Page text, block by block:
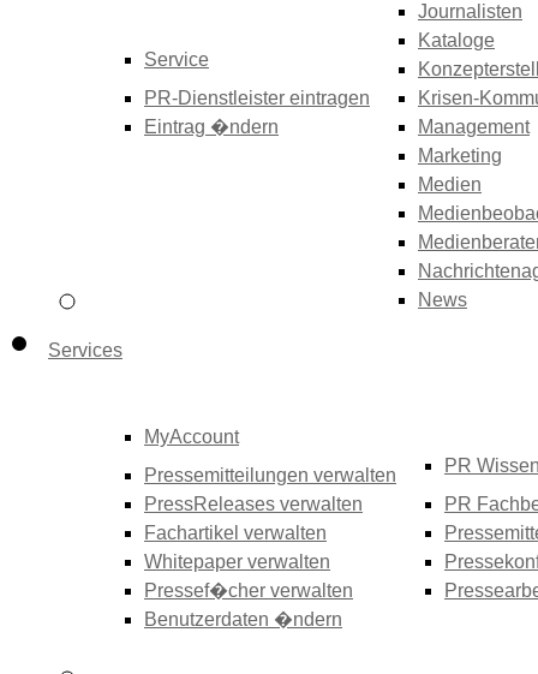
Service
PR-Dienstleister eintragen
Eintrag �ndern
Journalisten
Kataloge
Krisen-
Management
Marketing
Medien
News
Services
MyAccount
Pressemitteilungen verwalten
PressReleases verwalten
Fachartikel verwalten
Whitepaper verwalten
Pressef�cher verwalten
Benutzerdaten �ndern
PR
PR